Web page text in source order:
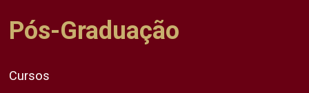
Pós-Graduação
Cursos